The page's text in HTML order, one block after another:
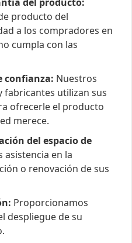
producto del
a los compradores en
cumpla con las
confianza: Nuestros
fabricantes utilizan sus
ofrecerle el producto
merece.
del espacio de
en la
o renovación de sus
Proporcionamos
despliegue de su